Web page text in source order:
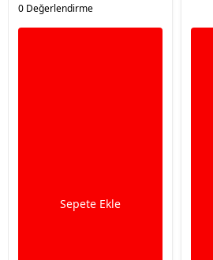
0 Değerlendirme
Sepete Ekle